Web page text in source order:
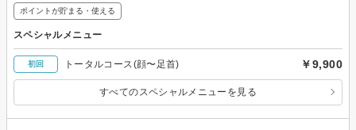
ポイントが貯まる・使える
スペシャルメニュー
初回 トータルコース(顔〜足首) ￥9,900
すべてのスペシャルメニューを見る